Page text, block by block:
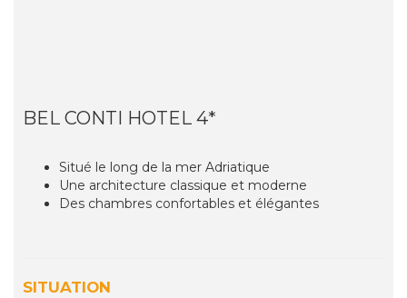
BEL CONTI HOTEL 4*
Situé le long de la mer Adriatique
Une architecture classique et moderne
Des chambres confortables et élégantes
SITUATION